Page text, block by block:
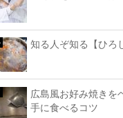
知る人ぞ知る【ひろ
広島風お好み焼きを
手に食べるコツ